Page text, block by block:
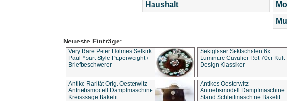
Haushalt
Neueste Einträge:
Very Rare Peter Holmes Selkirk
Paul Ysart Style Paperweight /
Briefbeschwerer
Sektgläser Sektschalen 6x
Luminarc Cavalier Rot 70er Kult
Design Klassiker
Antike Rarität Orig. Oesterwitz
Antriebsmodell Dampfmaschine
Kreisssäge Bakelit
Antikes Oesterwitz
Antriebsmodell Dampfmaschine
Stand Schleifmaschine Bakelit